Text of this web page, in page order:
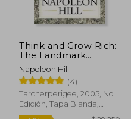
$ 33.500
Think and Grow Rich:
The Landmark
Bestseller Now
Revised and Updated
for the 21st Century
(en Inglés)
Napoleon Hill
(4)
Tarcherperigee, 2005, No
Edición, Tapa Blanda,
Nuevo